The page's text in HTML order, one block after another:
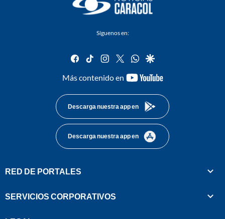
Síguenos en:
facebook
tiktok instagram
twitterwhatsapp
google
Más contenido en
youtube-
Descarga nuestra app en
Descarga nuestra app en
RED DE PORTALES
SERVICIOS CORPORATIVOS